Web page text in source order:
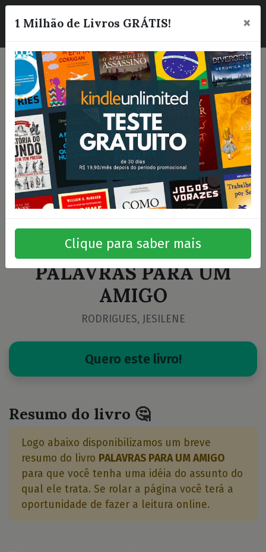
☰
PALAVRAS PARA UM
AMIGO
RODRIGUES, JESILENE
Quero este livro!
Resumo do livro 🤔
Logo abaixo disponibilizamos um breve
resumo do livro PALAVRAS PARA UM AMIGO
para que você tenha uma idéia do assunto do
qual ele trata. Se rolar a página você terá a
oportunidade de fazer a leitura online.
1 Milhão de Livros GRÁTIS! ×
Clique para saber mais